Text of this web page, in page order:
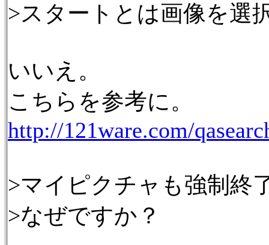
>スタートとは画像を選
いいえ。
こちらを参考に。
http://121ware.com/
>マイピクチャも強制終
>なぜですか？